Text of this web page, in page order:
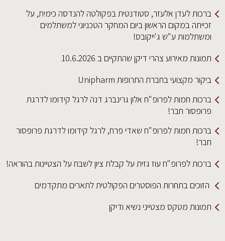
ברכות לעדן אלעזר, סטודנטית בפקולטה להנדסה כימית, על
זכייתה במקום הראשון ביום המחקר הטכניוני למשתלמים
ומשתלמות ע"ש ג'ייקובס!
תמונות מאירוע צהרי דיקן שהתקיים ב 10.6.2026
ביקור מקצועי בחברת התרופות Unipharm
ברכות חמות לפרופ"ח אלון גרינברג דנה לרגל קידומו לדרגת
פרופסור חבר!
ברכות חמות לפרופ"ח שאדי פרח, לרגל קידומו לדרגת פרופסור
חבר!
ברכות לפרופ"ח עוז גזית על קבלת ציון לשבח על הצטיינות בהוראה!
הזוכים בתחרות הפוסטרים הפקולטית לתארים מתקדמים
תמונות מטקס מצטייני נשיא ודיקן